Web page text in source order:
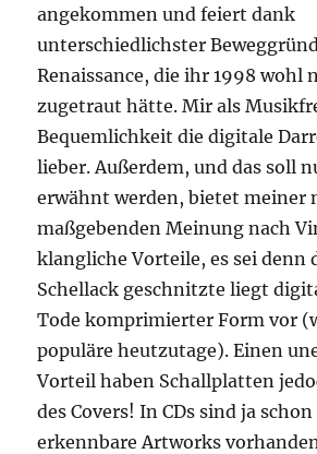
angekommen und feiert dank
unterschiedlichster
Renaissance, die ihr 1998 wohl
zugetraut hätte. Mir als
Bequemlichkeit die digitale
lieber. Außerdem, und das soll
erwähnt werden, bietet meiner
maßgebenden Meinung nach
klangliche Vorteile, es sei denn
Schellack geschnitzte liegt
Tode komprimierter Form vor
populäre heutzutage). Einen
Vorteil haben Schallplatten
des Covers! In CDs sind ja
erkennbare Artworks